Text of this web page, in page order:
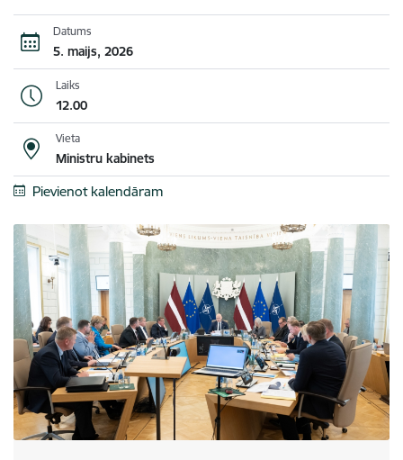
Datums
5. maijs, 2026
Laiks
12.00
Vieta
Ministru kabinets
Pievienot kalendāram